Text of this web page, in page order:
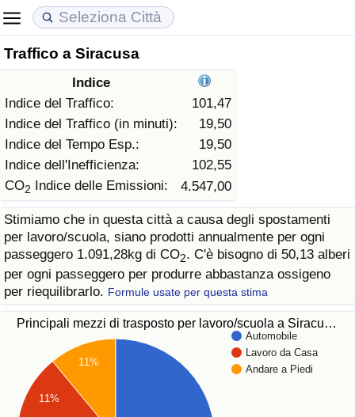
Traffico a Siracusa
Indice
Indice del Traffico:
101,47
Indice del Traffico (in minuti):
19,50
Indice del Tempo Esp.:
19,50
Indice dell'Inefficienza:
102,55
CO2 Indice delle Emissioni: 4.547,00
Stimiamo che in questa città a causa degli spostamenti
per lavoro/scuola, siano prodotti annualmente per ogni
passeggero 1.091,28kg di CO2. C'è bisogno di 50,13 alberi
per ogni passeggero per produrre abbastanza ossigeno
per riequilibrarlo. Formule usate per questa stima
Principali mezzi di trasposto per lavoro/scuola a Siracu…
Automobile
Lavoro da Casa
Andare a Piedi
11%
11%
Costo della vita
Indice Del Costo Della Vita (corrente)
Indice Del Costo Della Vita
Indice del Costo della Vita per Nazione
ad Aqaba
Prezzi degli immobili
Indice del Prezzo delle Case (Corrente)
Indice del Prezzo delle Case
Indice del Prezzo delle Case per Nazione
Qualità della Vita
Indice della Qualità della Vita
Indice della Qualità della Vita (Corrente)
Indice della qualità della vita per Paese
Criminalità
Indice del Tasso di Criminalità (Corrente)
Indice della Criminalità
Indice di criminalità per paese
Assistenza Sanitaria